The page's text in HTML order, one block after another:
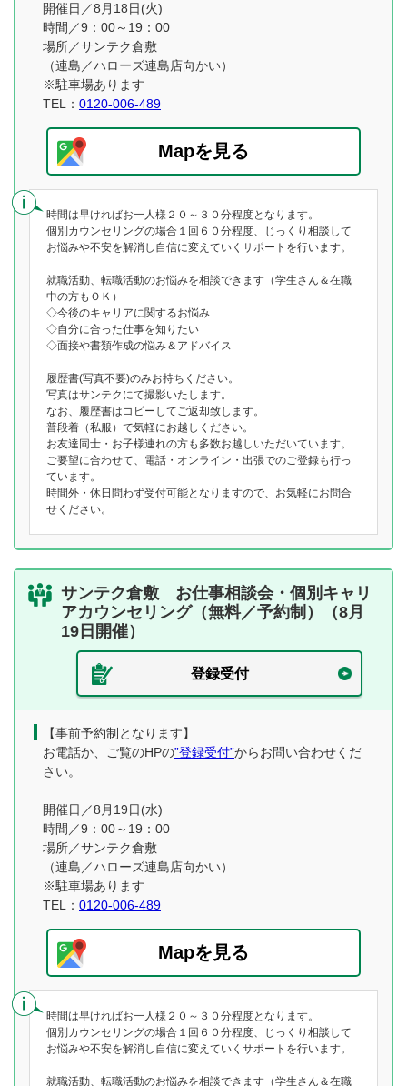
開催日／8月18日(火)
時間／9：00～19：00
場所／サンテク倉敷
（連島／ハローズ連島店向かい）
※駐車場あります
TEL： 0120-006-489
Mapを見る
時間は早ければお一人様２０～３０分程度となります。
個別カウンセリングの場合１回６０分程度、じっくり相談して
お悩みや不安を解消し自信に変えていくサポートを行います。
就職活動、転職活動のお悩みを相談できます（学生さん＆在職
中の方もＯＫ）
◇今後のキャリアに関するお悩み
◇自分に合った仕事を知りたい
◇面接や書類作成の悩み＆アドバイス
履歴書(写真不要)のみお持ちください。
写真はサンテクにて撮影いたします。
なお、履歴書はコピーしてご返却致します。
普段着（私服）で気軽にお越しください。
お友達同士・お子様連れの方も多数お越しいただいています。
ご要望に合わせて、電話・オンライン・出張でのご登録も行っ
ています。
時間外・休日問わず受付可能となりますので、お気軽にお問合
せください。
サンテク倉敷 お仕事相談会・個別キャリ
アカウンセリング（無料／予約制）（8月
19日開催）
登録受付
【事前予約制となります】
お電話か、ご覧のHPの”登録受付”からお問い合わせくだ
さい。
開催日／8月19日(水)
時間／9：00～19：00
場所／サンテク倉敷
（連島／ハローズ連島店向かい）
※駐車場あります
TEL： 0120-006-489
Mapを見る
時間は早ければお一人様２０～３０分程度となります。
個別カウンセリングの場合１回６０分程度、じっくり相談して
お悩みや不安を解消し自信に変えていくサポートを行います。
就職活動、転職活動のお悩みを相談できます（学生さん＆在職